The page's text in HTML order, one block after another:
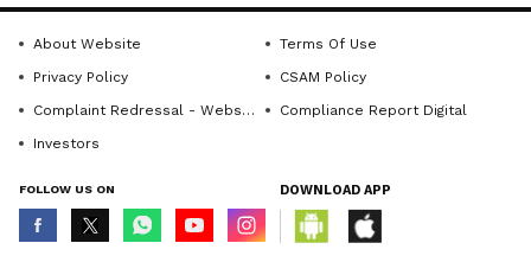
Image Credit :Pixabay
சிம்ம ராசியின் அதிபதியே சூரியன்
என்பதால், இந்த பூச நட்சத்திரப் பெயர்ச்சி
About Website
Terms Of Use
Privacy Policy
CSAM Policy
Complaint Redressal - Website
Compliance Report Digital
Investors
FOLLOW US ON DOWNLOAD APP